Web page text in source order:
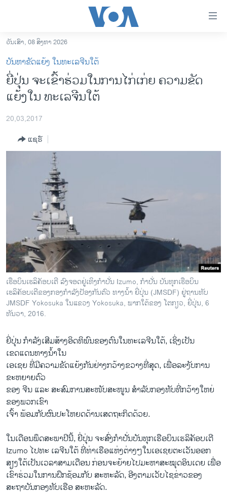
ເຂົ້າ
ຫາ
ຂ້າມ
ຂ້າມ
ຂ້າມ
ຫາ
ລາວ
ອາເມຣິກາ
ຂ່າວ​ຈີນ
ໂລກ
ອິດສະຫຼະພາບດ້ານການຂ່າວ
ຊີວິດຊາວລາວ
ຊຸມຊົນຊາວລາວ
ວິທະຍາສາດ-ເທັກໂນໂລຈີ
ທຸລະກິດ
ພາສາອັງກິດ
ວີດີໂອ
ສຽງ
ລາຍງານ
ຕິດຕາມພວກເຮົາ ທີ່
ພາສາຕ່າງໆ
ວັນເສົາ, 08 ສິງຫາ 2026
ບັນຫາຂັດແຍ້ງ ໃນທະເລຈີນໃຕ້
ຍີ່ປຸ່ນ ຈະເຂົ້າຮ່ວມໃນການໄກ່ເກ່ຍ ຄວາມຂັດ
ແຍ້ງໃນ ທະເລຈີນໃຕ້
20,03,2017
ແຊຣ໌
ເຮືອບິນເຮລິຄັອບເຕີ ລົງຈອດຢູ່ເທິງກຳປັ່ນ Izumo, ກຳປັ່ນ ບັນທຸກເຮືອບິນ
ເຮລິຄັອບເຕີຂອງກອງກຳລັງປັອງກັນຕົວ ທາງນ້ຳ ຍີ່ປຸ່ນ (JMSDF) ຢູ່ຖານທັບ
JMSDF Yokosuka ໃນແຂວງ Yokosuka, ພາກໃຕ້ຂອງ ໂຕກຽວ, ຍີ່ປຸ່ນ, 6
ທັນວາ, 2016.
ຍີ່ປຸ່ນ ກຳລັງເສີມສ້າງອິດທິພົນຂອງຕົນໃນທະເລຈີນໃຕ້, ເຊິ່ງເປັນ
ເຂດແດນທາງນ້ຳໃນ
ເອເຊຍ ທີ່ມີຄວາມຂັດແຍ້ງກັນຢ່າງກວ້າງຂວາງທີ່ສຸດ, ເພື່ອລະງັບການ
ຂະຫຍາຍຕົວ
ຂອງ ຈີນ ແລະ ສະສົມການສະໜັບສະໜູນ ສຳລັບກອງທັບທີ່ກວ້າງໃຫຍ່
ຂອງພວກເຂົາ
ເຈົ້າ ພ້ອມກັບຜົນປະໂຫຍດດ້ານເສດຖະກິດດ້ວຍ.
ໃນເດືອນພຶດສະພາປີນີ້, ຍີ່ປຸ່ນ ຈະສົ່ງກຳປັ່ນບັນທຸກເຮືອບິນເຮລິຄັອບເຕີ
Izumo ໄປທະ ເລຈີນໃຕ້ ທີ່ທ່າເຮືອແຫ່ງຕ່າງໆໃນເອເຊຍຕະເວັນອອກ
ສຽງໃຕ້ເປັນເວລາສາມເດືອນ ກ່ອນຈະຍ້າຍໄປມະຫາສະໝຸດອິນເດຍ ເພື່ອ
ເຂົາຮ່ວມໃນການຝຶກຊ້ອມກັບ ສະຫະລັດ, ອີງຕາມເວັບໄຊຂ່າວຂອງ
ສະຖາບັນກອງທັບເຮືອ ສະຫະລັດ.